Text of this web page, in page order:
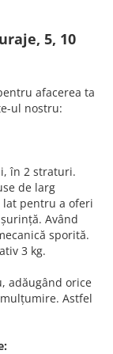
5, 10
afacerea ta
ul nostru:
în 2 straturi.
de larg
pentru a oferi
Având
sporită.
3 kg.
adăugând orice
Astfel